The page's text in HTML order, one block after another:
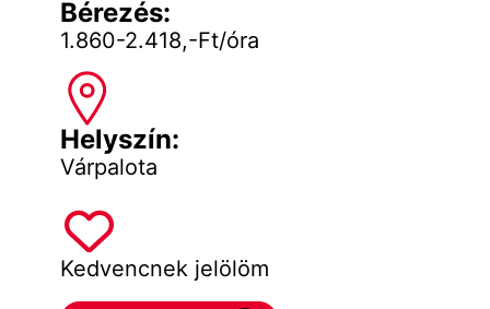
Bérezés:
1.860-2.418,-Ft/óra
Helyszín:
Várpalota
Kedvencnek jelölöm